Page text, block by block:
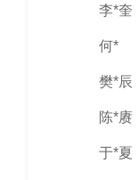
李*奎
何*
樊*辰
陈*赓
于*夏